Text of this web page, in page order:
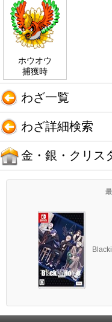
ホウオウ
捕獲時
わざ一覧
わざ詳細検索
金・銀・クリス